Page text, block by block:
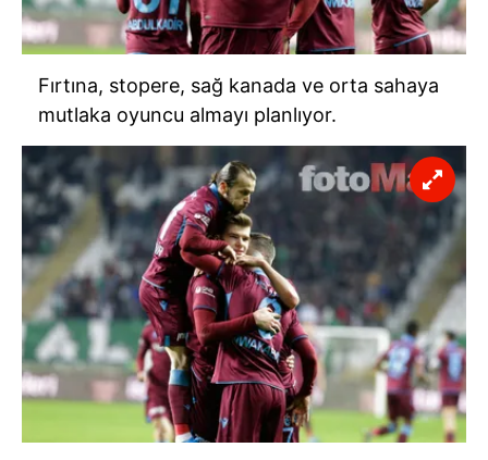
Fırtına, stopere, sağ kanada ve orta sahaya
mutlaka oyuncu almayı planlıyor.